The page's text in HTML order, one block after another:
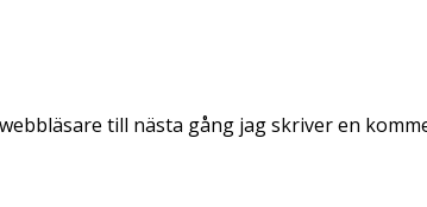
till nästa gång jag skriver en